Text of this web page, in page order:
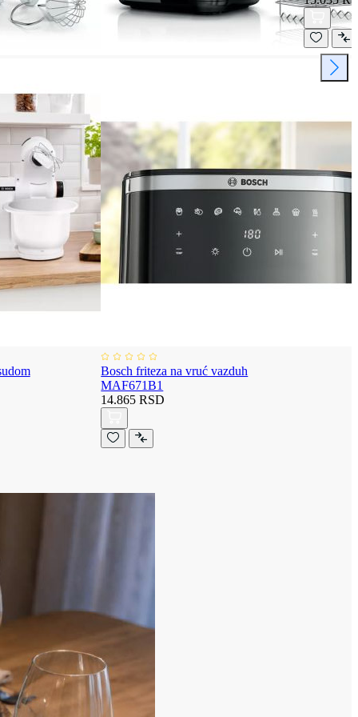
Bosch friteza na vruć vazduh
MAF671B1
14.865 RSD